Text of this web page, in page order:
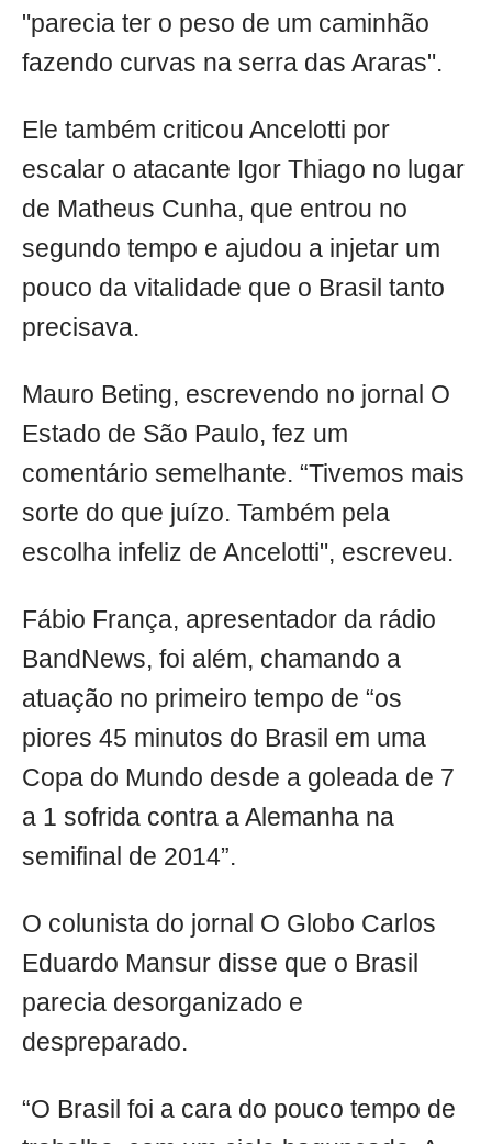
"parecia ter o peso de um caminhão
fazendo curvas na serra das Araras".
Ele também criticou Ancelotti por
escalar o atacante Igor Thiago no lugar
de Matheus Cunha, que entrou no
segundo tempo e ajudou a injetar um
pouco da vitalidade que o Brasil tanto
precisava.
Mauro Beting, escrevendo no jornal O
Estado de São Paulo, fez um
comentário semelhante. “Tivemos mais
sorte do que juízo. Também pela
escolha infeliz de Ancelotti", escreveu.
Fábio França, apresentador da rádio
BandNews, foi além, chamando a
atuação no primeiro tempo de “os
piores 45 minutos do Brasil em uma
Copa do Mundo desde a goleada de 7
a 1 sofrida contra a Alemanha na
semifinal de 2014”.
O colunista do jornal O Globo Carlos
Eduardo Mansur disse que o Brasil
parecia desorganizado e
despreparado.
“O Brasil foi a cara do pouco tempo de